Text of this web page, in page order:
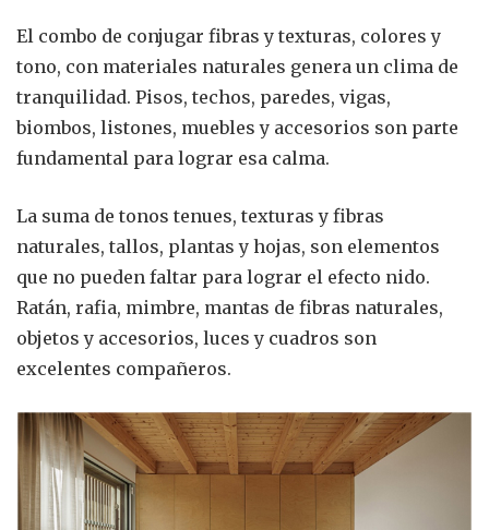
El combo de conjugar fibras y texturas, colores y
tono, con materiales naturales genera un clima de
tranquilidad. Pisos, techos, paredes, vigas,
biombos, listones, muebles y accesorios son parte
fundamental para lograr esa calma.
La suma de tonos tenues, texturas y fibras
naturales, tallos, plantas y hojas, son elementos
que no pueden faltar para lograr el efecto nido.
Ratán, rafia, mimbre, mantas de fibras naturales,
objetos y accesorios, luces y cuadros son
excelentes compañeros.